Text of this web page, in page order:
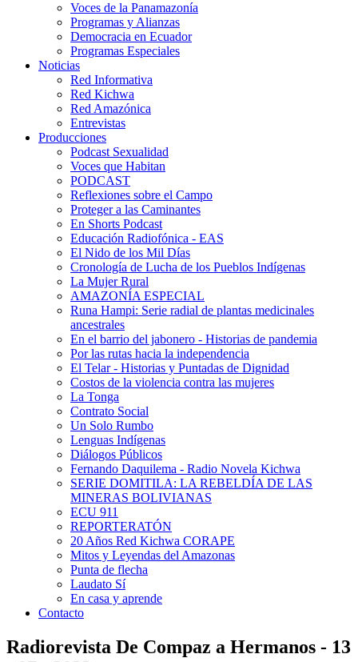
Voces de la Panamazonía
Programas y Alianzas
Democracia en Ecuador
Programas Especiales
Noticias
Red Informativa
Red Kichwa
Red Amazónica
Entrevistas
Producciones
Podcast Sexualidad
Voces que Habitan
PODCAST
Reflexiones sobre el Campo
Proteger a las Caminantes
En Shorts Podcast
Educación Radiofónica - EAS
El Nido de los Mil Días
Cronología de Lucha de los Pueblos Indígenas
La Mujer Rural
AMAZONÍA ESPECIAL
Runa Hampi: Serie radial de plantas medicinales
ancestrales
En el barrio del jabonero - Historias de pandemia
Por las rutas hacia la independencia
El Telar - Historias y Puntadas de Dignidad
Costos de la violencia contra las mujeres
La Tonga
Contrato Social
Un Solo Rumbo
Lenguas Indígenas
Diálogos Públicos
Fernando Daquilema - Radio Novela Kichwa
SERIE DOMITILA: LA REBELDÍA DE LAS
MINERAS BOLIVIANAS
ECU 911
REPORTERATÓN
20 Años Red Kichwa CORAPE
Mitos y Leyendas del Amazonas
Punta de flecha
Laudato Sí
En casa y aprende
Contacto
Radiorevista De Compaz a Hermanos - 13